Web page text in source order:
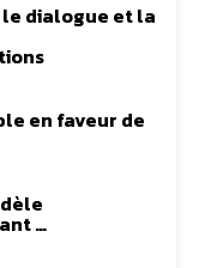
dialogue et la
en faveur de
…